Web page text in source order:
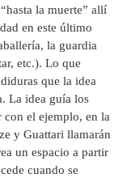
la muerte” allí
en este último
la guardia
etc.). Lo que
que la idea
La idea guía los
con el ejemplo, en la
y Guattari llamarán
un espacio a partir
cuando se